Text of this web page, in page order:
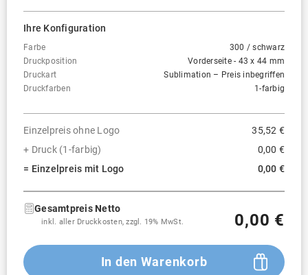
Ihre Konfiguration
Farbe
300 / schwarz
Druckposition
Vorderseite - 43 x 44 mm
Druckart
Sublimation – Preis inbegriffen
Druckfarben
1-farbig
Einzelpreis ohne Logo
35,52 €
+ Druck (1-farbig)
0,00 €
= Einzelpreis mit Logo
0,00 €
Gesamtpreis Netto
inkl. aller Druckkosten, zzgl. 19% MwSt. 0,00 €
In den Warenkorb